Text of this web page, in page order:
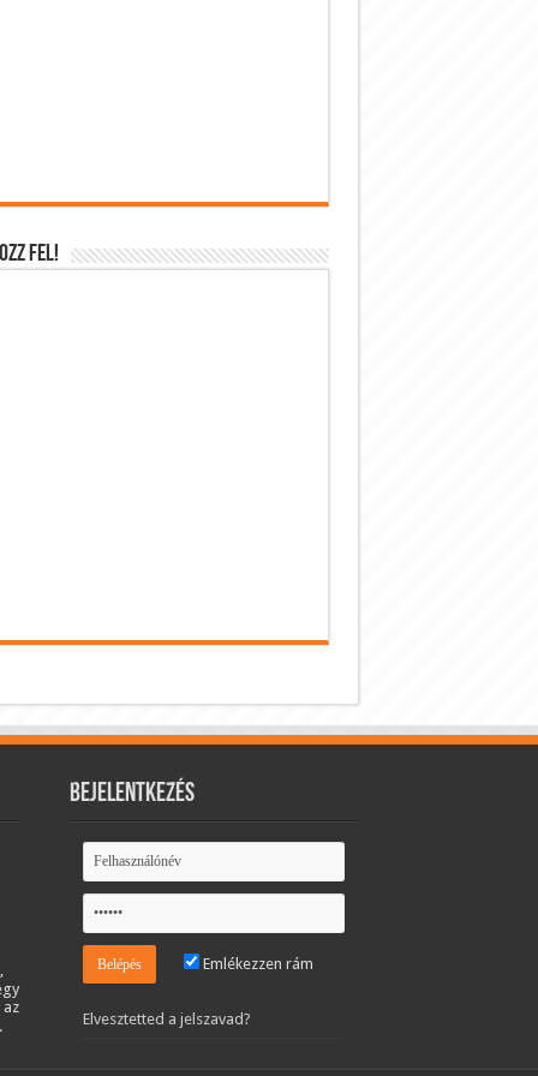
FEL!
Bejelentkezés
Emlékezzen rám
Elvesztetted a jelszavad?